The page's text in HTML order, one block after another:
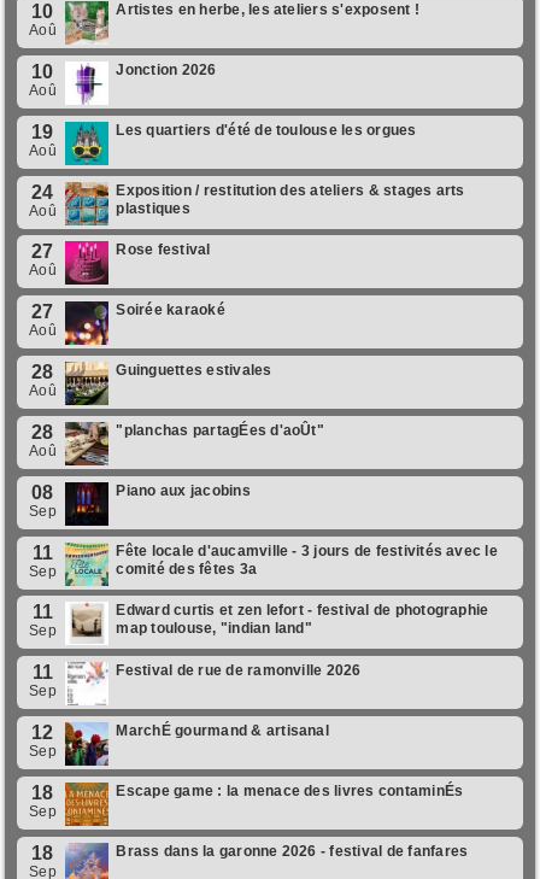
10
Aoû
Artistes en herbe, les ateliers s'exposent !
10
Aoû
Jonction 2026
19
Aoû
Les quartiers d'été de toulouse les orgues
24
Aoû
Exposition / restitution des ateliers & stages arts
plastiques
27
Aoû
Rose festival
27
Aoû
Soirée karaoké
28
Aoû
Guinguettes estivales
28
Aoû
"planchas partagÉes d'aoÛt"
08
Sep
Piano aux jacobins
11
Sep
Fête locale d'aucamville - 3 jours de festivités avec le
comité des fêtes 3a
11
Sep
Edward curtis et zen lefort - festival de photographie
map toulouse, "indian land"
11
Sep
Festival de rue de ramonville 2026
12
Sep
MarchÉ gourmand & artisanal
18
Sep
Escape game : la menace des livres contaminÉs
18
Sep
Brass dans la garonne 2026 - festival de fanfares